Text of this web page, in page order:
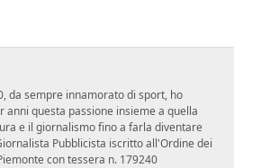
da sempre innamorato di sport, ho
anni questa passione insieme a quella
e il giornalismo fino a farla diventare
Pubblicista iscritto all'Ordine dei
con tessera n. 179240